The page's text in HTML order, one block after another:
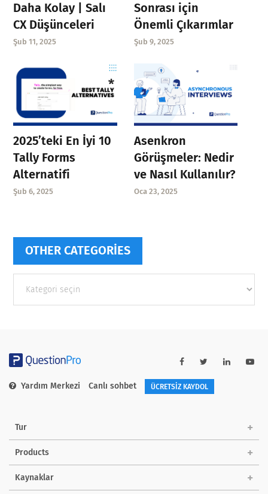
Daha Kolay | Salı
CX Düşünceleri
Şub 11, 2025
Sonrası için
Önemli Çıkarımlar
Şub 9, 2025
2025’teki En İyi 10
Tally Forms
Alternatifi
Şub 6, 2025
Asenkron
Görüşmeler: Nedir
ve Nasıl Kullanılır?
Oca 23, 2025
OTHER CATEGORIES
categories
Yardım Merkezi Canlı sohbet ÜCRETSİZ KAYDOL
Tur
Products
Kaynaklar